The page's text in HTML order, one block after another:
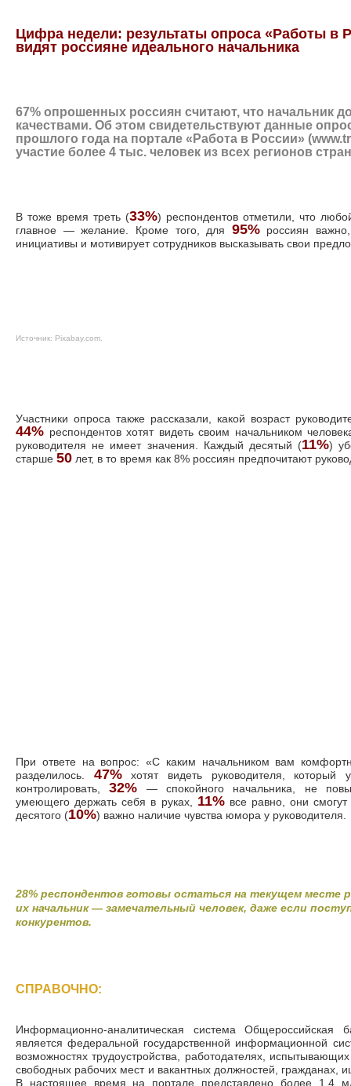
Цифра недели: результаты опроса «Работы в
видят россияне идеального начальника
67% опрошенных россиян считают, что начальник
качествами. Об этом свидетельствуют данные
прошлого года на портале «Работа в России» (
участие более 4 тыс. человек из всех регионов
В тоже время треть (33%) респондентов отметили, что
главное — желание. Кроме того, для 95%россиян важно,
инициативы и мотивирует сотрудников высказывать свои
Источник: Pixabay.com.
Участники опроса также рассказали, какой возраст
44% респондентов хотят видеть своим начальником
руководителя не имеет значения. Каждый десятый (11%)
старше 50 лет, в то время как 8% россиян предпочитают
При ответе на вопрос: «С каким начальником вам
разделилось. 47%хотят видеть руководителя, который
контролировать,32% — спокойного начальника, не
умеющего держать себя в руках, 11%все равно, они
десятого (10%) важно наличие чувства юмора у руководителя.
28% респондентов готовы остаться на текущем месте
их начальник — замечательный человек, даже если
конкурентов.
СПРАВОЧНО:
Информационно-аналитическая система Общероссийская
является федеральной государственной информационной
возможностях трудоустройства, работодателях,
свободных рабочих мест и вакантных должностей,
В настоящее время на портале представлено более 1,4